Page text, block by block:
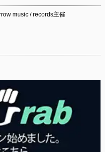
music / records主催